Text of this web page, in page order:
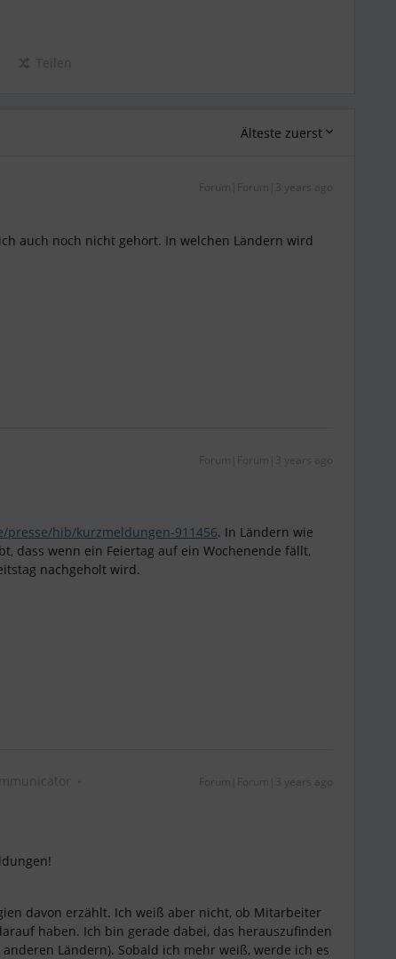
Teilen
Älteste zuerst
Forum|Forum|3 years ago
auch noch nicht gehört. In welchen Ländern wird
Forum|Forum|3 years ago
hib/kurzmeldungen-911456. In Ländern wie
dass wenn ein Feiertag auf ein Wochenende fällt,
nachgeholt wird.
Forum|Forum|3 years ago
davon erzählt. Ich weiß aber nicht, ob Mitarbeiter
haben. Ich bin gerade dabei, das herauszufinden
Ländern). Sobald ich mehr weiß, werde ich es